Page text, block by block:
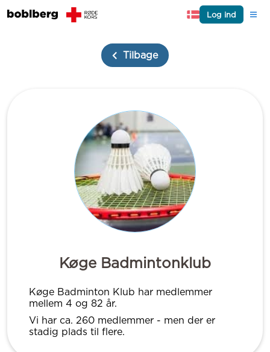
Log ind
Tilbage
Køge Badmintonklub
Køge Badminton Klub har medlemmer
mellem 4 og 82 år.
Vi har ca. 260 medlemmer - men der er
stadig plads til flere.